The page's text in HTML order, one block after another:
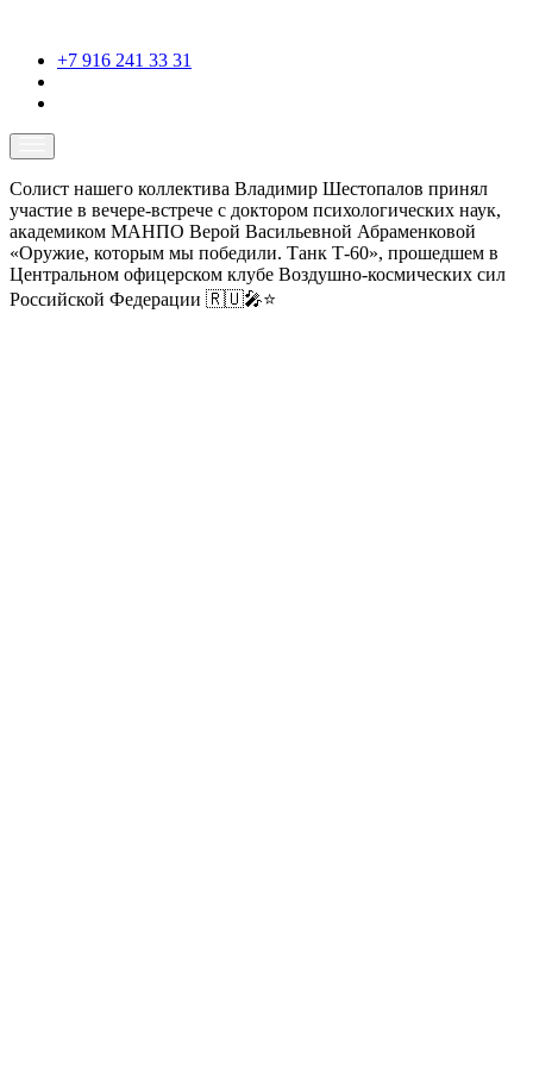
+7 916 241 33 31
Солист нашего коллектива Владимир Шестопалов принял
участие в вечере-встрече с доктором психологических наук,
академиком МАНПО Верой Васильевной Абраменковой
«Оружие, которым мы победили. Танк Т-60», прошедшем в
Центральном офицерском клубе Воздушно-космических сил
Российской Федерации 🇷🇺🎤⭐️